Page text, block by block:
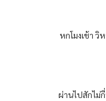
หกโมงเช้า วิ
ผ่านไปสักไม่